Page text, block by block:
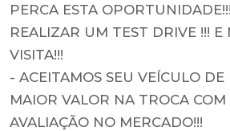
PERCA ESTA
REALIZAR UM TEST DRIVE !!! E
VISITA!!!
- ACEITAMOS SEU VEÍCULO
MAIOR VALOR NA TROCA
AVALIAÇÃO NO MERCADO!!!